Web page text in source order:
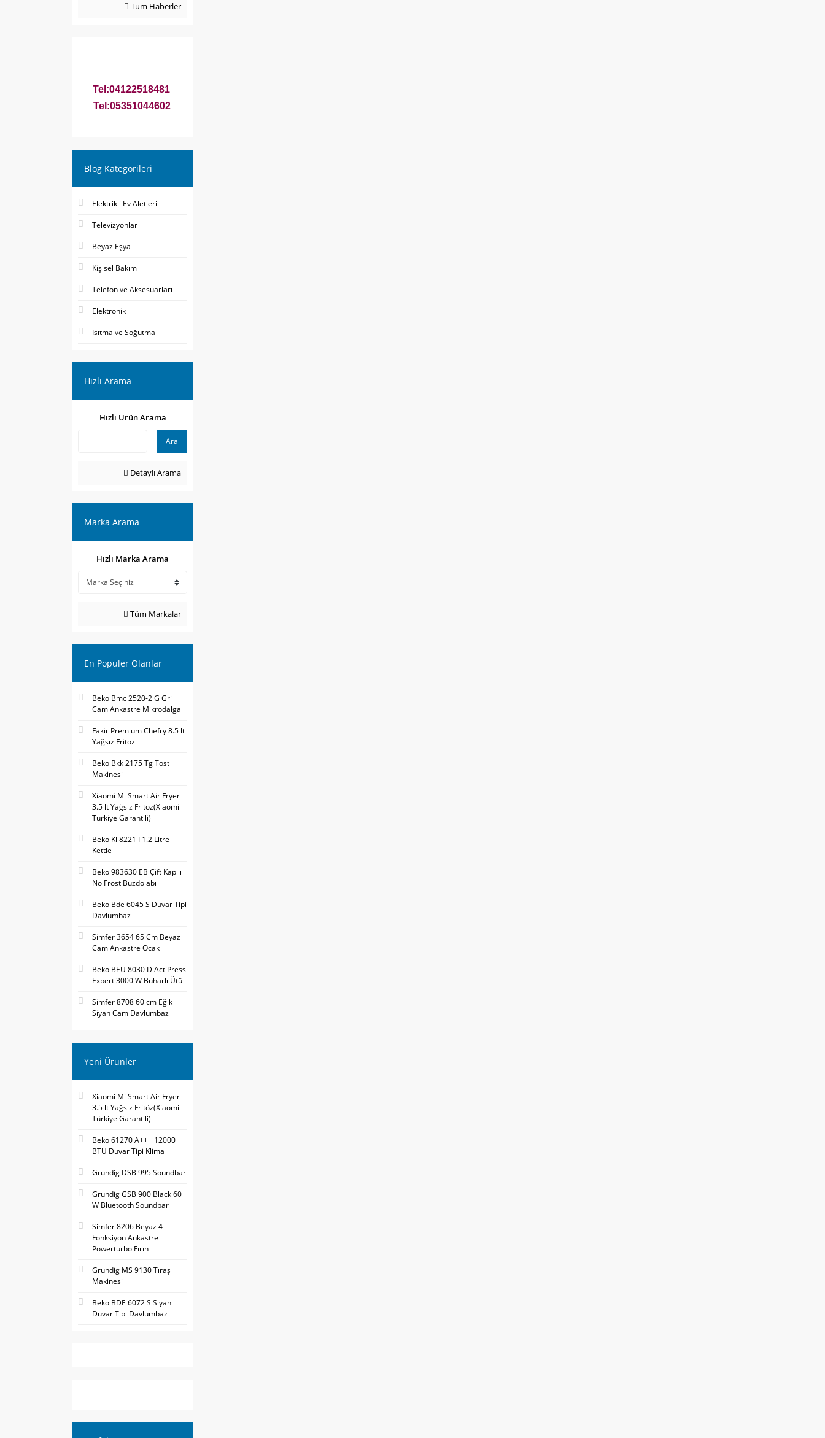
Tüm Haberler
Tel:04122518481
Tel:05351044602
Blog Kategorileri
Elektrikli Ev Aletleri
Televizyonlar
Beyaz Eşya
Kişisel Bakım
Telefon ve Aksesuarları
Elektronik
Isıtma ve Soğutma
Hızlı Arama
Hızlı Ürün Arama
Ara
Detaylı Arama
Marka Arama
Hızlı Marka Arama
Tüm Markalar
En Populer Olanlar
Beko Bmc 2520-2 G Gri
Cam Ankastre Mikrodalga
Fakir Premium Chefry 8.5 lt
Yağsız Fritöz
Beko Bkk 2175 Tg Tost
Makinesi
Xiaomi Mi Smart Air Fryer
3.5 lt Yağsız Fritöz(Xiaomi
Türkiye Garantili)
Beko Kl 8221 I 1.2 Litre
Kettle
Beko 983630 EB Çift Kapılı
No Frost Buzdolabı
Beko Bde 6045 S Duvar Tipi
Davlumbaz
Simfer 3654 65 Cm Beyaz
Cam Ankastre Ocak
Beko BEU 8030 D ActiPress
Expert 3000 W Buharlı Ütü
Simfer 8708 60 cm Eğik
Siyah Cam Davlumbaz
Yeni Ürünler
Xiaomi Mi Smart Air Fryer
3.5 lt Yağsız Fritöz(Xiaomi
Türkiye Garantili)
Beko 61270 A+++ 12000
BTU Duvar Tipi Klima
Grundig DSB 995 Soundbar
Grundig GSB 900 Black 60
W Bluetooth Soundbar
Simfer 8206 Beyaz 4
Fonksiyon Ankastre
Powerturbo Fırın
Grundig MS 9130 Tıraş
Makinesi
Beko BDE 6072 S Siyah
Duvar Tipi Davlumbaz